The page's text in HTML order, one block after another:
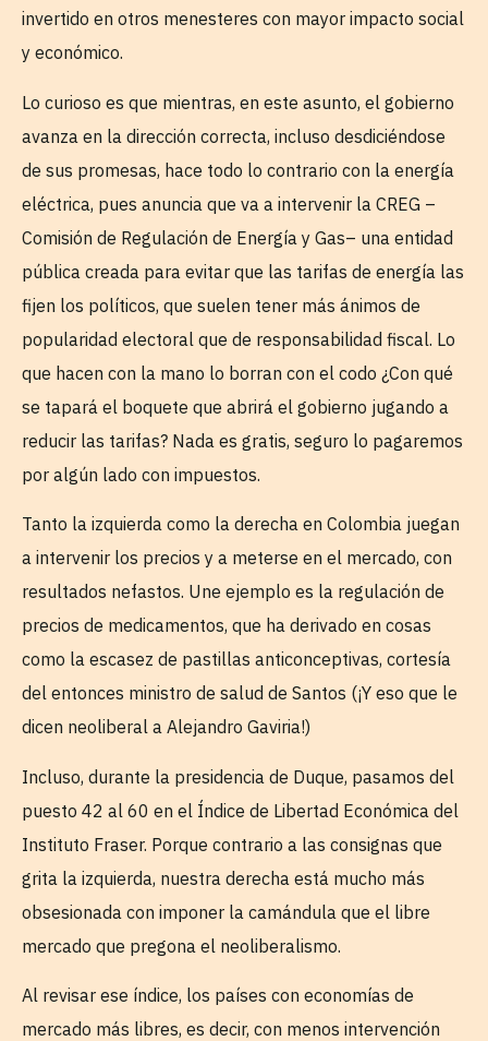
invertido en otros menesteres con mayor impacto social
y económico.
Lo curioso es que mientras, en este asunto, el gobierno
avanza en la dirección correcta, incluso desdiciéndose
de sus promesas, hace todo lo contrario con la energía
eléctrica, pues anuncia que va a intervenir la CREG –
Comisión de Regulación de Energía y Gas– una entidad
pública creada para evitar que las tarifas de energía las
fijen los políticos, que suelen tener más ánimos de
popularidad electoral que de responsabilidad fiscal. Lo
que hacen con la mano lo borran con el codo ¿Con qué
se tapará el boquete que abrirá el gobierno jugando a
reducir las tarifas? Nada es gratis, seguro lo pagaremos
por algún lado con impuestos.
Tanto la izquierda como la derecha en Colombia juegan
a intervenir los precios y a meterse en el mercado, con
resultados nefastos. Une ejemplo es la regulación de
precios de medicamentos, que ha derivado en cosas
como la escasez de pastillas anticonceptivas, cortesía
del entonces ministro de salud de Santos (¡Y eso que le
dicen neoliberal a Alejandro Gaviria!)
Incluso, durante la presidencia de Duque, pasamos del
puesto 42 al 60 en el Índice de Libertad Económica del
Instituto Fraser. Porque contrario a las consignas que
grita la izquierda, nuestra derecha está mucho más
obsesionada con imponer la camándula que el libre
mercado que pregona el neoliberalismo.
Al revisar ese índice, los países con economías de
mercado más libres, es decir, con menos intervención